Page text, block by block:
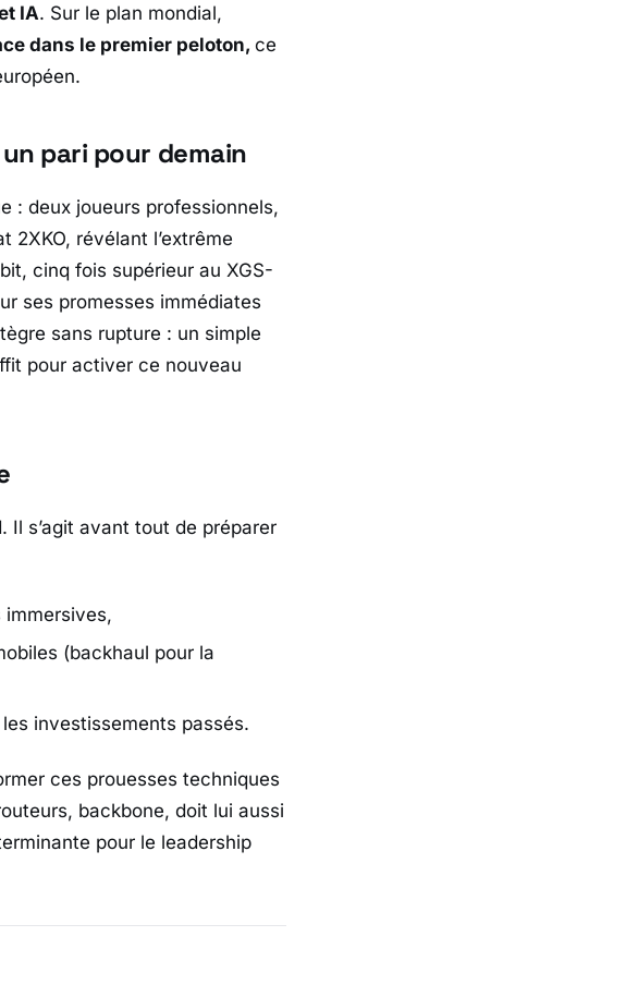
IA. Sur le plan mondial,
dans le premier peloton, ce
pari pour demain
: deux joueurs professionnels,
2XKO, révélant l’extrême
cinq fois supérieur au XGS-
ses promesses immédiates
sans rupture : un simple
pour activer ce nouveau
Il s’agit avant tout de préparer
(backhaul pour la
investissements passés.
ces prouesses techniques
backbone, doit lui aussi
pour le leadership